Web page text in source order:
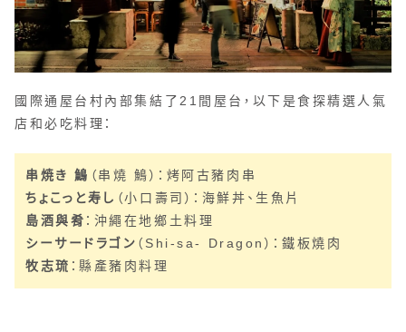
國際通屋台村內部集結了21間屋台，以下是食探精選人氣
店和必吃料理：
串焼き 鷠 （串燒 鷠）：烤阿古豬肉串
ちょこっと寿し （小口壽司）：海鮮丼、生魚片
島酒與肴 ：沖繩在地鄉土料理
シーサードラゴン （Shi-sa- Dragon）：鐵板燒肉
牧志琉 ：縣產豬肉料理